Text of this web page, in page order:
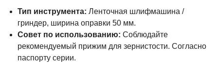
Тип инструмента: Ленточная шлифмашина /
гриндер, ширина оправки 50 мм.
Совет по использованию: Соблюдайте
рекомендуемый прижим для зернистости. Согласно
паспорту серии.